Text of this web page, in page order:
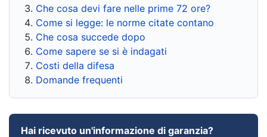
Che cosa devi fare nelle prime 72 ore?
Come si legge: le norme citate contano
Che cosa succede dopo
Come sapere se si è indagati
Costi della difesa
Domande frequenti
Hai ricevuto un'informazione di garanzia?